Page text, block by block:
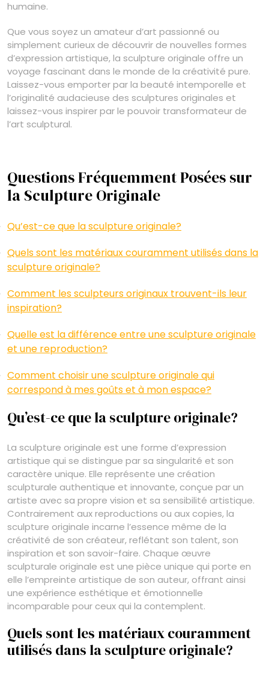
humaine.
Que vous soyez un amateur d’art passionné ou
simplement curieux de découvrir de nouvelles formes
d’expression artistique, la sculpture originale offre un
voyage fascinant dans le monde de la créativité pure.
Laissez-vous emporter par la beauté intemporelle et
l’originalité audacieuse des sculptures originales et
laissez-vous inspirer par le pouvoir transformateur de
l’art sculptural.
Questions Fréquemment Posées sur
la Sculpture Originale
Qu’est-ce que la sculpture originale?
Quels sont les matériaux couramment utilisés dans la
sculpture originale?
Comment les sculpteurs originaux trouvent-ils leur
inspiration?
Quelle est la différence entre une sculpture originale
et une reproduction?
Comment choisir une sculpture originale qui
correspond à mes goûts et à mon espace?
Qu’est-ce que la sculpture originale?
La sculpture originale est une forme d’expression
artistique qui se distingue par sa singularité et son
caractère unique. Elle représente une création
sculpturale authentique et innovante, conçue par un
artiste avec sa propre vision et sa sensibilité artistique.
Contrairement aux reproductions ou aux copies, la
sculpture originale incarne l’essence même de la
créativité de son créateur, reflétant son talent, son
inspiration et son savoir-faire. Chaque œuvre
sculpturale originale est une pièce unique qui porte en
elle l’empreinte artistique de son auteur, offrant ainsi
une expérience esthétique et émotionnelle
incomparable pour ceux qui la contemplent.
Quels sont les matériaux couramment
utilisés dans la sculpture originale?